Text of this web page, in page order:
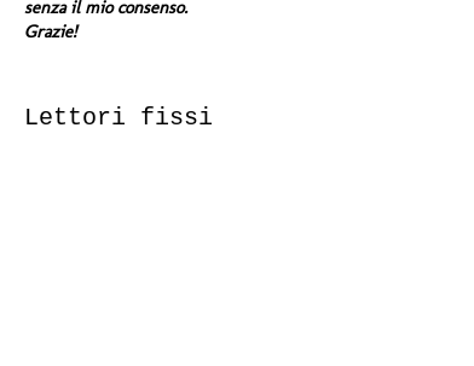
senza il mio consenso.
Grazie!
Lettori fissi